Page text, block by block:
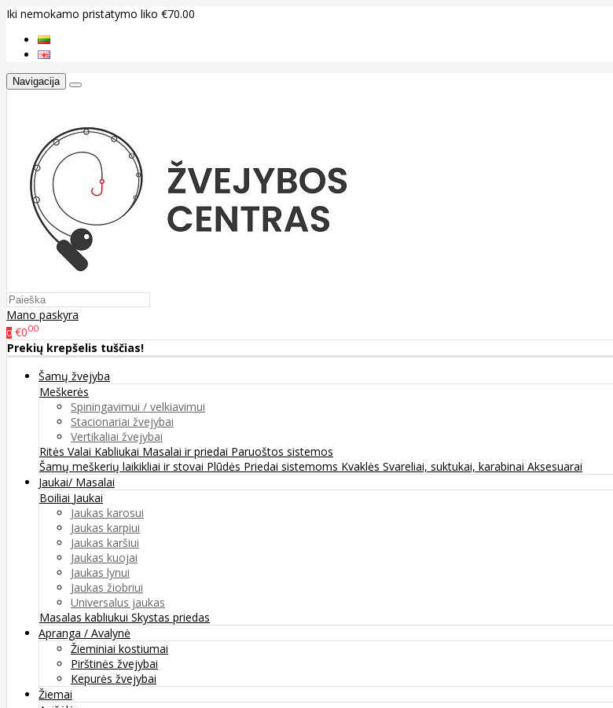
Iki nemokamo pristatymo liko €70.00
Navigacija
Mano paskyra
0 €000
Prekių krepšelis tuščias!
Šamų žvejyba
Meškerės
Spiningavimui / velkiavimui
Stacionariai žvejybai
Vertikaliai žvejybai
Ritės Valai Kabliukai Masalai ir priedai Paruoštos sistemos
Šamų meškerių laikikliai ir stovai Plūdės Priedai sistemoms Kvaklės Svareliai, suktukai, karabinai Aksesuarai
Jaukai/ Masalai
Boiliai Jaukai
Jaukas karosui
Jaukas karpiui
Jaukas karšiui
Jaukas kuojai
Jaukas lynui
Jaukas žiobriui
Universalus jaukas
Masalas kabliukui Skystas priedas
Apranga / Avalynė
Žieminiai kostiumai
Pirštinės žvejybai
Kepurės žvejybai
Žiemai